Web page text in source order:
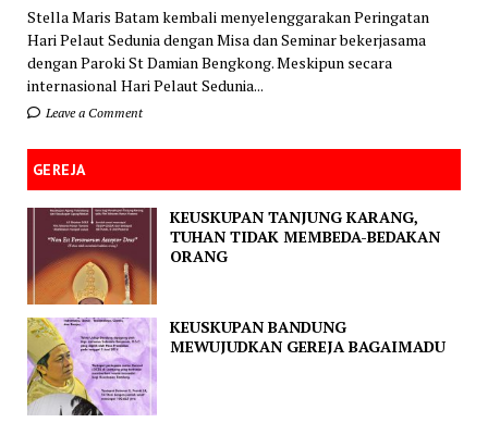
Stella Maris Batam kembali menyelenggarakan Peringatan
Hari Pelaut Sedunia dengan Misa dan Seminar bekerjasama
dengan Paroki St Damian Bengkong. Meskipun secara
internasional Hari Pelaut Sedunia...
Leave a Comment
GEREJA
KEUSKUPAN TANJUNG KARANG,
TUHAN TIDAK MEMBEDA-BEDAKAN
ORANG
KEUSKUPAN BANDUNG
MEWUJUDKAN GEREJA BAGAIMADU